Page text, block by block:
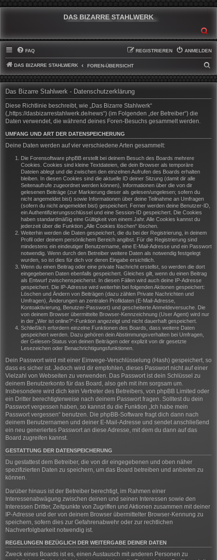
DAS BIZARRE STAHLWERK
FAQ ANMELDEN
REGISTRIEREN
DAS BIZARRE STAHLWERK FOREN-ÜBERSICHT
U
H
Das Bizarre Stahlwerk - Datenschutzerklärung
Diese Richtlinie beschreibt, wie „Das Bizarre Stahlwerk“
(„https://dasbizarrestahlwerk.de/news“) (im Folgenden „der Betreiber“) die
Daten verwendet, die während deines Foren-Besuchs gesammelt werden.
UMFANG UND ART DER DATENSPEICHERUNG
Deine Daten werden auf vier verschiedene Arten gesammelt:
Die Forensoftware phpBB erstellt bei deinem Besuch des Boards mehrere
Cookies. Cookies sind kleine Textdateien, die dein Browser als temporäre
Dateien ablegt und die zwischen den einzelnen Aufrufen des Boards erhalten
bleiben. In diesen Cookies sind die aktuelle ID deiner Sitzung (damit dir alle
Seitenaufrufe zugeordnet werden können), Informationen über die von dir
gelesenen Beiträge (zur Markierung dieser als gelesen/ungelesen; sofern du
nicht angemeldet bist) sowie Informationen über deine Teilnahme an Umfragen
(sofern du nicht angemeldet bist) gespeichert. Ferner werden deine Benutzer-ID,
ein Authentifizierungsschlüssel und eine Session-ID gespeichert. Die Cookies
haben standardmäßig eine Gültigkeit von einem Jahr. Alle Cookies kannst du
jederzeit über die Funktion „Alle Cookies löschen“ löschen.
Weiterhin werden die Daten gespeichert, die du bei der Registrierung, in deinem
Profil oder deinem persönlichem Bereich angibst. Für die Registrierung sind
mindestens ein eindeutiger Benutzername, eine E-Mail-Adresse und ein Passwort
notwendig. Wenn durch den Betreiber weitere Daten als notwendig festgelegt
wurden, so ist dies für dich vor deren Eingabe ersichtlich.
Wenn du einen Beitrag oder eine private Nachricht erstellst, so werden die dort
eingegebenen Daten ebenfalls gespeichert. Gleiches gilt, wenn du einen Beitrag
als Entwurf zwischenspeicherst. In diesen Fällen wird auch deine IP-Adresse
gespeichert. Die IP-Adresse wird weiterhin bei folgenden Aktionen gespeichert:
Löschen und Ändern von Beiträgen (dazu zählen Private Nachrichten und
Umfragen), Änderungen an zentralen Profildaten (E-Mail-Adresse,
Kontoaktivierung, Benutzer-Passwort) und gescheiterte Anmeldeversuche. Die
von deinem Browser übermittelte Browser-Kennzeichnung (User Agent) wird nur
in der „Wer ist online?“-Funktion angezeigt und nicht dauerhaft gespeichert.
Schließlich erfordern einzelne Funktionen des Boards, dass weitere Daten
gespeichert werden. Dazu gehören dein Abstimmungsverhalten bei Umfragen,
der Gelesen-Status von deinen Beiträgen oder explizit von dir gesetzte
Lesezeichen oder Benachrichtigungsfunktionen.
Dein Passwort wird mit einer Einwege-Verschlüsselung (Hash) gespeichert, so
dass es sicher ist. Jedoch wird dir empfohlen, dieses Passwort nicht auf einer
Vielzahl von Webseiten zu verwenden. Das Passwort ist dein Schlüssel zu
deinem Benutzerkonto für das Board, also geh mit ihm sorgsam um.
Insbesondere wird dich kein Vertreter des Betreibers, von phpBB Limited oder
ein Dritter berechtigterweise nach deinem Passwort fragen. Solltest du dein
Passwort vergessen haben, so kannst du die Funktion „Ich habe mein
Passwort vergessen“ benutzen. Die phpBB-Software fragt dich dann nach
deinem Benutzernamen und deiner E-Mail-Adresse und sendet anschließend
ein neu generiertes Passwort an diese Adresse, mit dem du dann auf das
Board zugreifen kannst.
GESTATTUNG DER DATENSPEICHERUNG
Du gestattest dem Betreiber, die von dir eingegebenen und oben näher
spezifizierten Daten zu speichern, um das Board betreiben und anbieten zu
können.
Darüber hinaus ist der Betreiber berechtigt, im Rahmen einer
Interessenabwägung zwischen deinen und seinen Interessen sowie den
Interessen Dritter, Zeitpunkte von Zugriffen und Aktionen zusammen mit deiner
IP-Adresse und der von deinem Browser übermittelter Browser-Kennung zu
speichern, sofern dies zur Gefahrenabwehr oder zur rechtlichen
Nachverfolgbarkeit notwendig ist.
REGELUNGEN BEZÜGLICH DER WEITERGABE DEINER DATEN
Zweck eines Boards ist es, einen Austausch mit anderen Personen zu